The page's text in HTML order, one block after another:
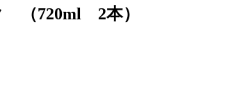
（720ml 2本）